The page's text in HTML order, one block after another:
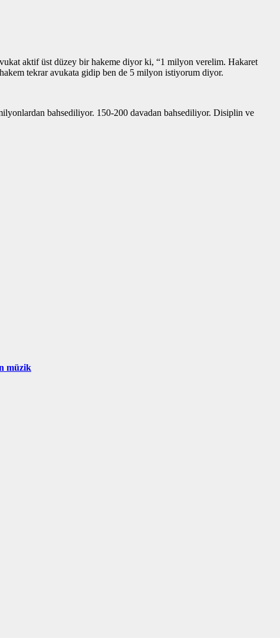
aktif üst düzey bir hakeme diyor ki, “1 milyon verelim. Hakaret
tekrar avukata gidip ben de 5 milyon istiyorum diyor.
bahsediliyor. 150-200 davadan bahsediliyor. Disiplin ve
müzik